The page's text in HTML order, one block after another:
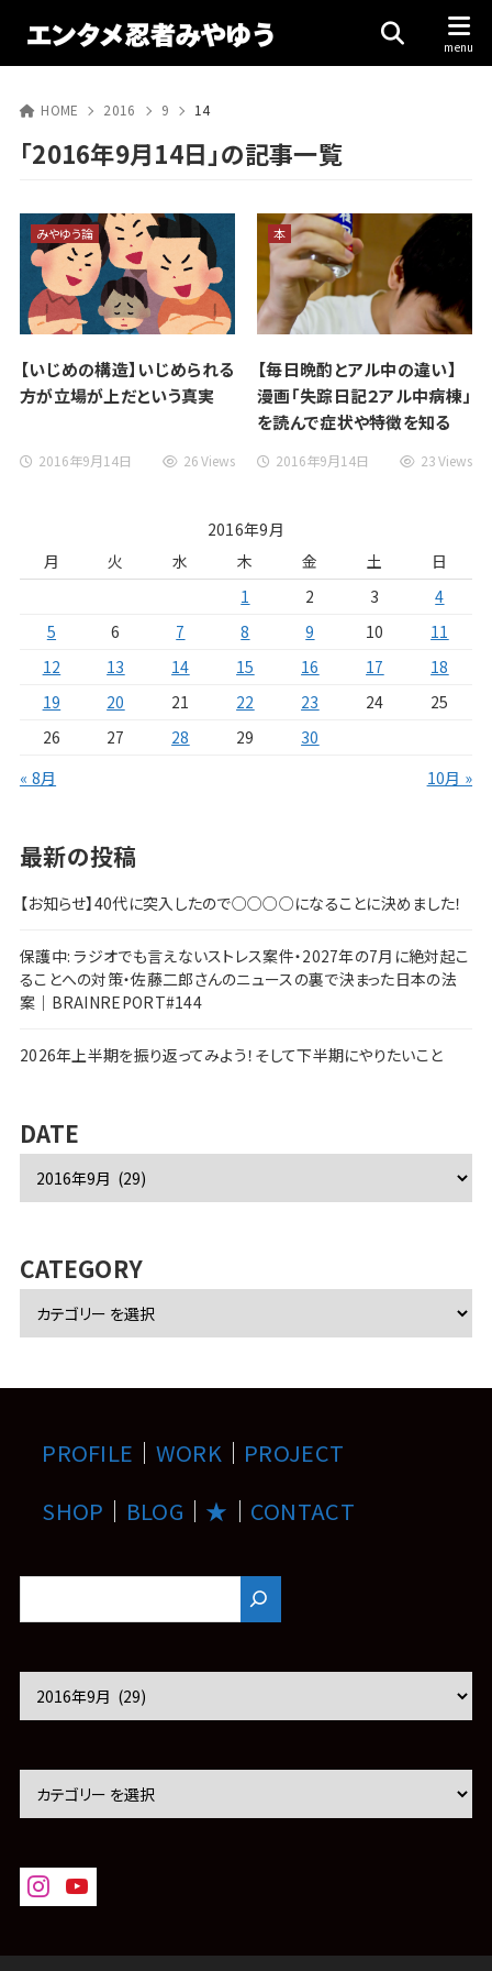
HOME 2016 9 14
「2016年9月14日」の記事一覧
【いじめの構造】いじめられる
方が立場が上だという真実
2016年9月14日
みやゆう論
26 Views
【毎日晩酌とアル中の違い】
漫画「失踪日記２アル中病棟」
を読んで症状や特徴を知る
2016年9月14日
本
23 Views
2016年9月
月
火 水 木 金 土
日
1
2 3
4
5
6 7 8 9 10
11
12
13 14 15 16 17
18
19
20 21 22 23 24
25
26
27 28 29
30
« 8月
10月 »
最新の投稿
【お知らせ】40代に突入したので○○○○になることに決めました！
保護中: ラジオでも言えないストレス案件・2027年の7月に絶対起こ
ることへの対策・佐藤二郎さんのニュースの裏で決まった日本の法
案｜BRAINREPORT#144
2026年上半期を振り返ってみよう！そして下半期にやりたいこと
DATE
ブ
CATEGORY
PROFILE ｜ WORK ｜ PROJECT
SHOP ｜ BLOG ｜ ★ ｜ CONTACT
カ
ブ